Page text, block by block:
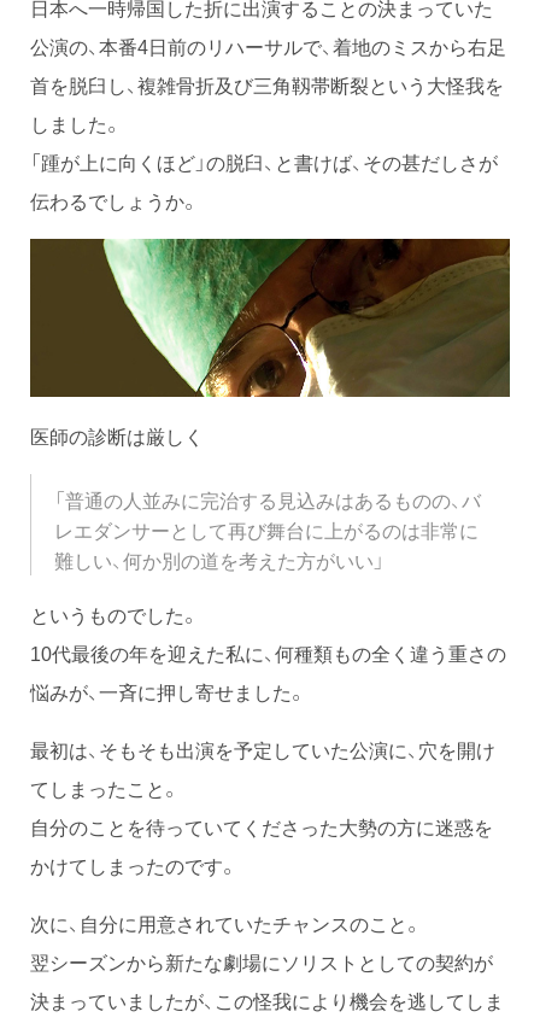
日本へ一時帰国した折に出演することの決まっていた
公演の、本番4日前のリハーサルで、着地のミスから右足
首を脱臼し、複雑骨折及び三角靱帯断裂という大怪我を
しました。
「踵が上に向くほど」の脱臼、と書けば、その甚だしさが
伝わるでしょうか。
医師の診断は厳しく
「普通の人並みに完治する見込みはあるものの、バ
レエダンサーとして再び舞台に上がるのは非常に
難しい、何か別の道を考えた方がいい」
というものでした。
10代最後の年を迎えた私に、何種類もの全く違う重さの
悩みが、一斉に押し寄せました。
最初は、そもそも出演を予定していた公演に、穴を開け
てしまったこと。
自分のことを待っていてくださった大勢の方に迷惑を
かけてしまったのです。
次に、自分に用意されていたチャンスのこと。
翌シーズンから新たな劇場にソリストとしての契約が
決まっていましたが、この怪我により機会を逃してしま